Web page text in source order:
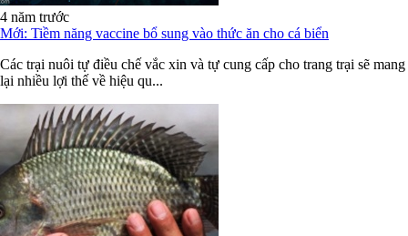
4 năm trước
Mới: Tiềm năng vaccine bổ sung vào thức ăn cho cá biển
Các trại nuôi tự điều chế vắc xin và tự cung cấp cho trang trại sẽ mang
lại nhiều lợi thế về hiệu qu...